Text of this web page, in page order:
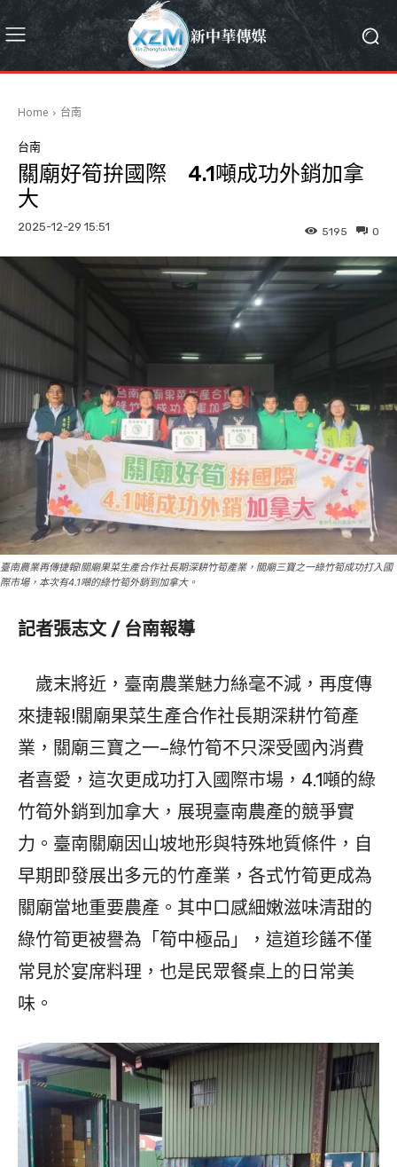
Home 台南
台南
關廟好筍拚國際 4.1噸成功外銷加拿
大
2025-12-29 15:51 0
5195
臺南農業再傳捷報!關廟果菜生產合作社長期深耕竹筍產業，關廟三寶之一綠竹筍成功打入國
際市場，本次有4.1噸的綠竹筍外銷到加拿大。
記者張志文 / 台南報導
歲末將近，臺南農業魅力絲毫不減，再度傳
來捷報!關廟果菜生產合作社長期深耕竹筍產
業，關廟三寶之一–綠竹筍不只深受國內消費
者喜愛，這次更成功打入國際市場，4.1噸的綠
竹筍外銷到加拿大，展現臺南農產的競爭實
力。臺南關廟因山坡地形與特殊地質條件，自
早期即發展出多元的竹產業，各式竹筍更成為
關廟當地重要農產。其中口感細嫩滋味清甜的
綠竹筍更被譽為「筍中極品」，這道珍饈不僅
常見於宴席料理，也是民眾餐桌上的日常美
味。